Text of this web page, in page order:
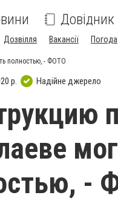
Довідник
Дозвілля Вакансії Погода
полностью, - ФОТО
р. Надійне джерело
-